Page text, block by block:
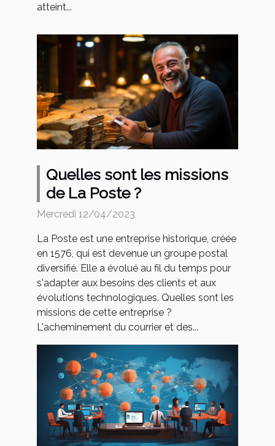
atteint...
Quelles sont les missions
de La Poste ?
Mercredi 12/04/2023
La Poste est une entreprise historique, créée
en 1576, qui est devenue un groupe postal
diversifié. Elle a évolué au fil du temps pour
s'adapter aux besoins des clients et aux
évolutions technologiques. Quelles sont les
missions de cette entreprise ?
L'acheminement du courrier et des...